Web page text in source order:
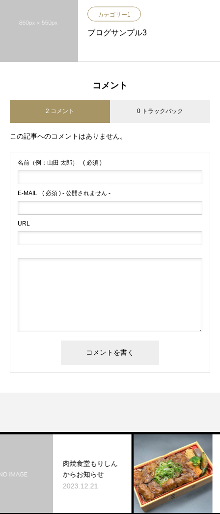
カテゴリー1
ブログサンプル3
コメント
2 コメント 0 トラックバック
この記事へのコメントはありません。
名前（例：山田 太郎） ( 必須 )
E-MAIL ( 必須 ) - 公開されません -
URL
肉焼食堂もりしん
からお知らせ
2023.12.21